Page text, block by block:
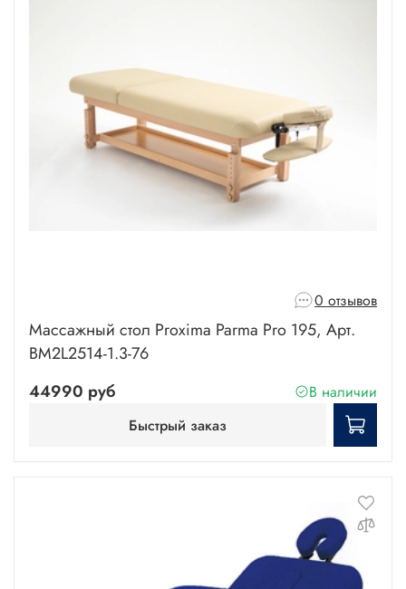
0 отзывов
Массажный стол Proxima Parma Pro 195, Арт.
BM2L2514-1.3-76
44990 руб
В наличии
Быстрый заказ